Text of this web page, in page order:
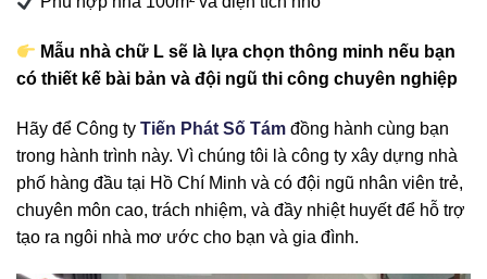
Mẫu nhà chữ L sẽ là lựa chọn thông minh nếu bạn
có thiết kế bài bản và đội ngũ thi công chuyên nghiệp
Hãy để Công ty Tiến Phát Số Tám đồng hành cùng bạn
trong hành trình này. Vì chúng tôi là công ty xây dựng nhà
phố hàng đầu tại Hồ Chí Minh và có đội ngũ nhân viên trẻ,
chuyên môn cao, trách nhiệm, và đầy nhiệt huyết để hỗ trợ
tạo ra ngôi nhà mơ ước cho bạn và gia đình.